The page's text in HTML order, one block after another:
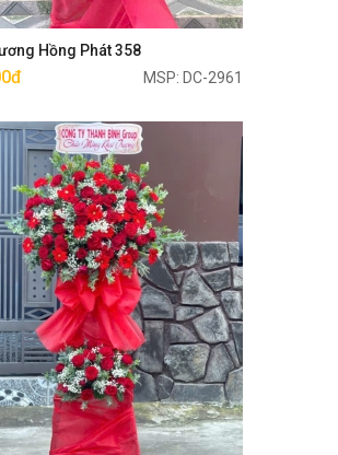
Hồng Phát 358
MSP: DC-2961
Mua ngay
Mua ngay